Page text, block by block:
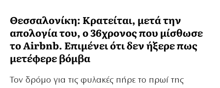
Θεσσαλονίκη: Κρατείται, μετά την
απολογία του, ο 36χρονος που μίσθωσε
το Airbnb. Επιμένει ότι δεν ήξερε πως
μετέφερε βόμβα
Τον δρόμο για τις φυλακές πήρε το πρωί της